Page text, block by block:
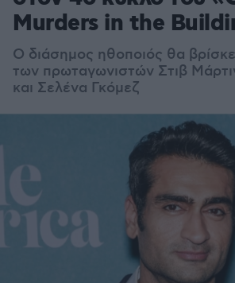
Murders in the
Ο διάσημος ηθοποιός θα
των πρωταγωνιστών Στιβ
και Σελένα Γκόμεζ